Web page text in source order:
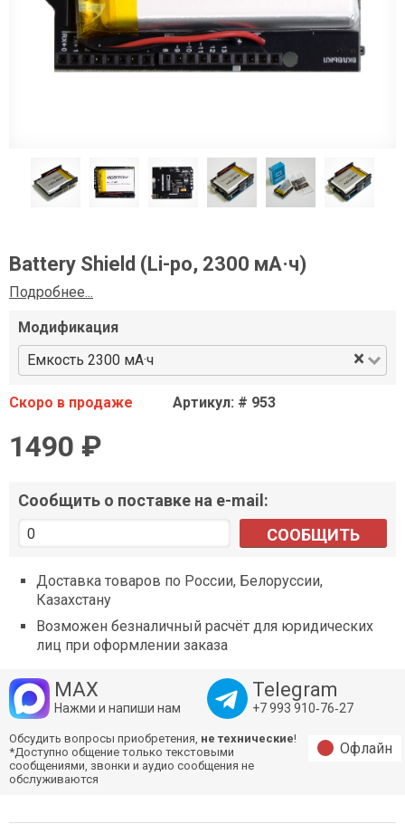
Battery Shield (Li-po, 2300 мА·ч)
Подробнее...
Модификация
Емкость 2300 мА·ч
×
Скоро в продаже Артикул: # 953
1490 ₽
Сообщить о поставке на e-mail:
СООБЩИТЬ
Доставка товаров по России, Белоруссии,
Казахстану
Возможен безналичный расчёт для юридических
лиц при оформлении заказа
MAX
Нажми и напиши нам
Telegram
+7 993 910‑76‑27
Обсудить вопросы приобретения, не технические!
*Доступно общение только текстовыми
сообщениями, звонки и аудио сообщения не
обслуживаются
Офлайн